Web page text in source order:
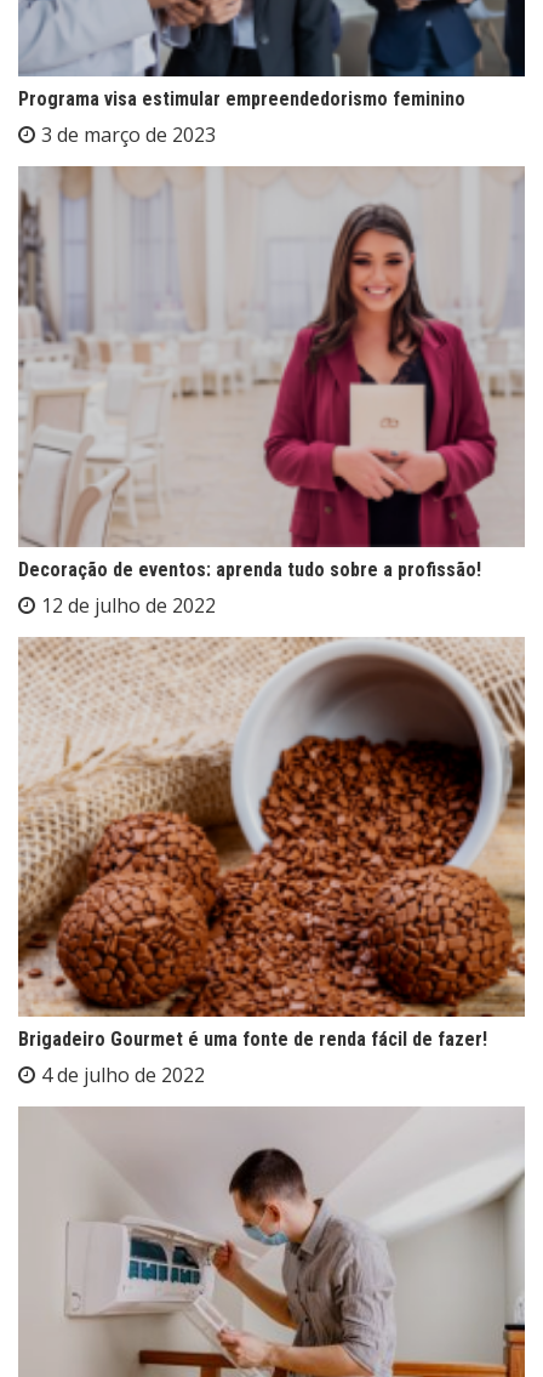
Programa visa estimular empreendedorismo feminino
3 de março de 2023
Decoração de eventos: aprenda tudo sobre a profissão!
12 de julho de 2022
Brigadeiro Gourmet é uma fonte de renda fácil de fazer!
4 de julho de 2022